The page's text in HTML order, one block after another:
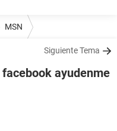
MSN
Siguiente Tema
ayudenme